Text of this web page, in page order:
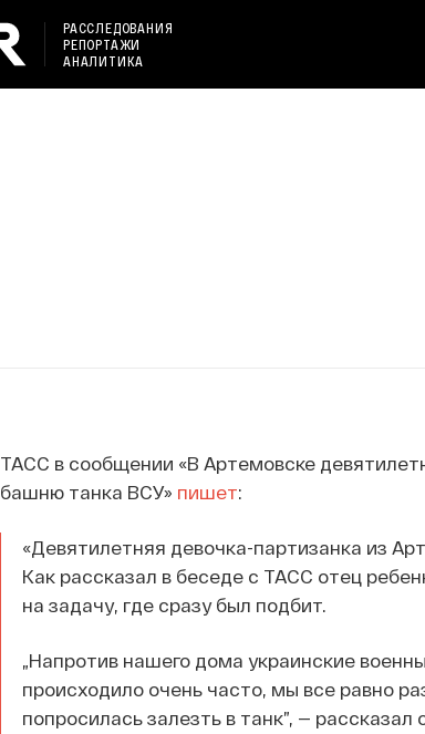
РАССЛЕДОВАНИЯ
РЕПОРТАЖИ
АНАЛИТИКА
ТАСС в сообщении «В Артемовске
башню танка ВСУ» пишет:
«Девятилетняя девочка-партизанка из
Как рассказал в беседе с ТАСС отец
на задачу, где сразу был подбит.
„Напротив нашего дома украинские
происходило очень часто, мы все равно
попросилась залезть в танк”, —